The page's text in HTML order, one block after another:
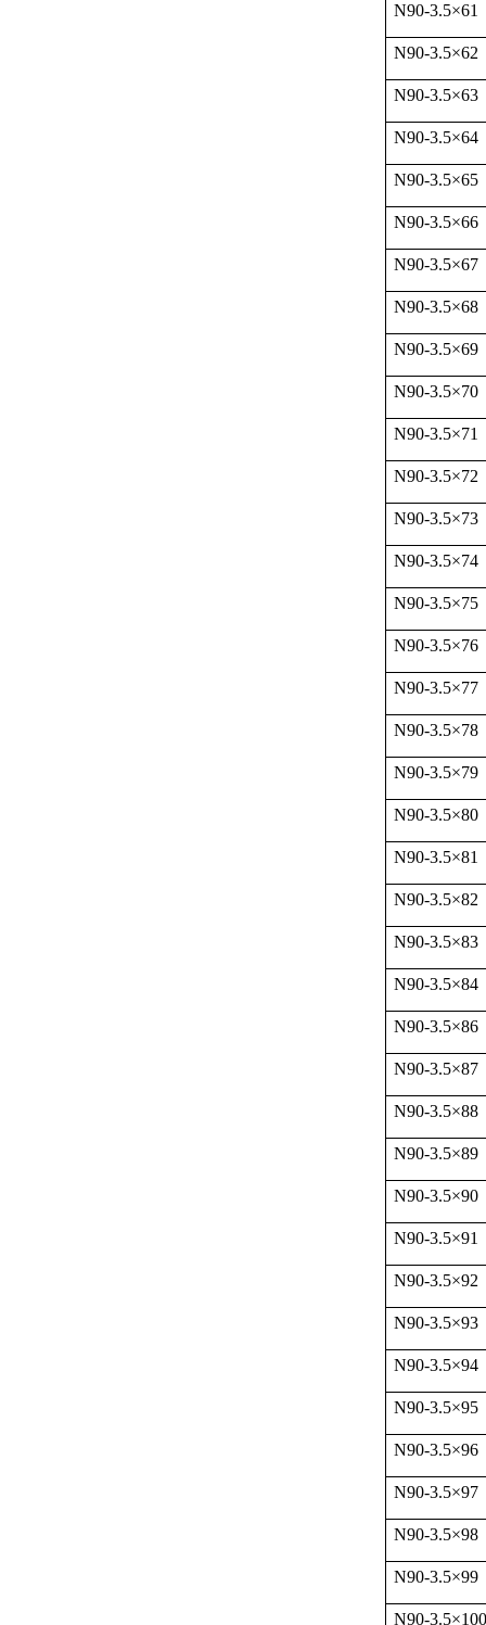
N90-3.5×61
N90-3.5×62
N90-3.5×63
N90-3.5×64
N90-3.5×65
N90-3.5×66
N90-3.5×67
N90-3.5×68
N90-3.5×69
N90-3.5×70
N90-3.5×71
N90-3.5×72
N90-3.5×73
N90-3.5×74
N90-3.5×75
N90-3.5×76
N90-3.5×77
N90-3.5×78
N90-3.5×79
N90-3.5×80
N90-3.5×81
N90-3.5×82
N90-3.5×83
N90-3.5×84
N90-3.5×86
N90-3.5×87
N90-3.5×88
N90-3.5×89
N90-3.5×90
N90-3.5×91
N90-3.5×92
N90-3.5×93
N90-3.5×94
N90-3.5×95
N90-3.5×96
N90-3.5×97
N90-3.5×98
N90-3.5×99
N90-3.5×100